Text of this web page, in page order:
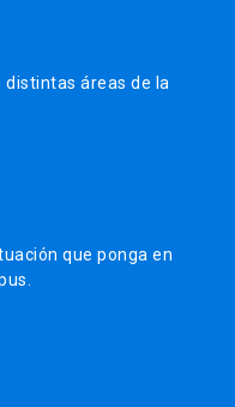
áreas de la
que ponga en